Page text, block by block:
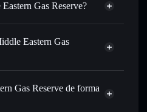
Gas Reserve?
não está verificado
Eastern Gas
Carteira Solflare
Gas Reserve de forma